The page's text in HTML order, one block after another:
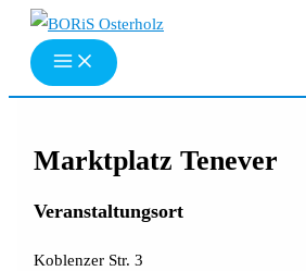
Zum
Inhalt
springen
Marktplatz Tenever
Veranstaltungsort
Koblenzer Str. 3